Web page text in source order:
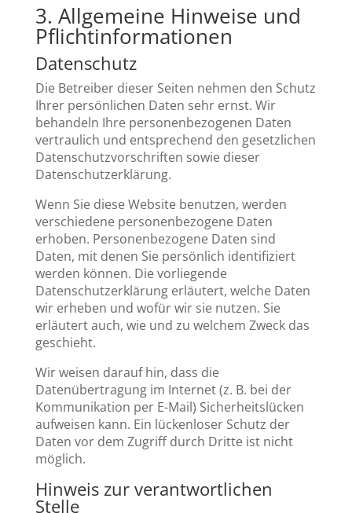
3. Allgemeine Hinweise und
Pflicht­informationen
Datenschutz
Die Betreiber dieser Seiten nehmen den Schutz
Ihrer persönlichen Daten sehr ernst. Wir
behandeln Ihre personenbezogenen Daten
vertraulich und entsprechend den gesetzlichen
Datenschutzvorschriften sowie dieser
Datenschutzerklärung.
Wenn Sie diese Website benutzen, werden
verschiedene personenbezogene Daten
erhoben. Personenbezogene Daten sind
Daten, mit denen Sie persönlich identifiziert
werden können. Die vorliegende
Datenschutzerklärung erläutert, welche Daten
wir erheben und wofür wir sie nutzen. Sie
erläutert auch, wie und zu welchem Zweck das
geschieht.
Wir weisen darauf hin, dass die
Datenübertragung im Internet (z. B. bei der
Kommunikation per E-Mail) Sicherheitslücken
aufweisen kann. Ein lückenloser Schutz der
Daten vor dem Zugriff durch Dritte ist nicht
möglich.
Hinweis zur verantwortlichen
Stelle